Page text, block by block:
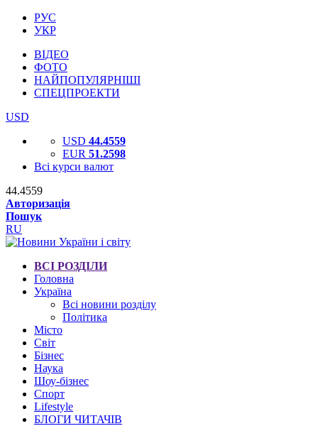
РУС
УКР
ВІДЕО
ФОТО
НАЙПОПУЛЯРНІШІ
СПЕЦПРОЕКТИ
USD
USD 44.4559
EUR 51.2598
Всі курси валют
44.4559
Авторизація
Пошук
RU
ВСІ РОЗДІЛИ
Головна
Україна
Всі новини розділу
Політика
Місто
Світ
Бізнес
Наука
Шоу-бізнес
Спорт
Lifestyle
БЛОГИ ЧИТАЧІВ